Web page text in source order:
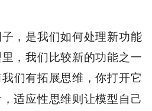
，是我们如何处理新功能
，我们比较新的功能之一
们有拓展思维，你打开它
适应性思维则让模型自己